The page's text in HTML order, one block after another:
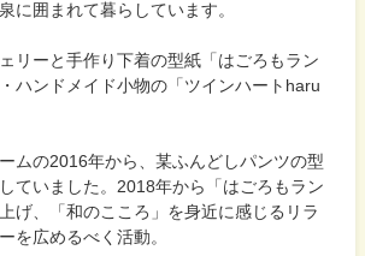
に囲まれて暮らしています。
リーと手作り下着の型紙「はごろもラン
ハンドメイド小物の「ツインハートharu
ムの2016年から、某ふんどしパンツの型
ていました。2018年から「はごろもラン
げ、「和のこころ」を身近に感じるリラ
を広めるべく活動。